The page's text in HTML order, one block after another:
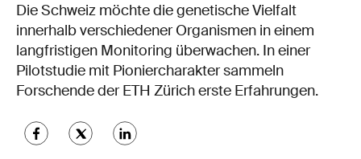
Die Schweiz möchte die genetische Vielfalt
innerhalb verschiedener Organismen in einem
langfristigen Monitoring überwachen. In einer
Pilotstudie mit Pioniercharakter sammeln
Forschende der ETH Zürich erste Erfahrungen.